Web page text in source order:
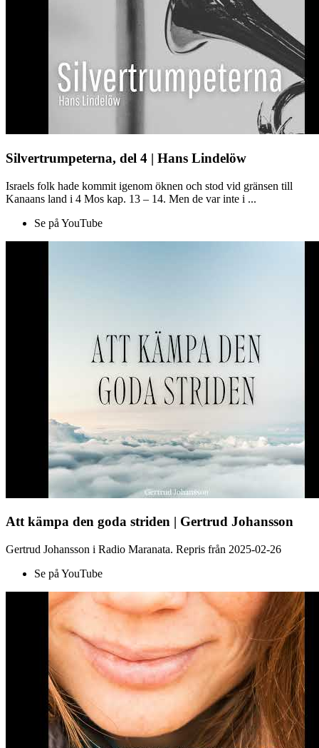
Silvertrumpeterna, del 4 | Hans Lindelöw
Israels folk hade kommit igenom öknen och stod vid gränsen till
Kanaans land i 4 Mos kap. 13 – 14. Men de var inte i ...
Se på YouTube
Att kämpa den goda striden | Gertrud Johansson
Gertrud Johansson i Radio Maranata. Repris från 2025-02-26
Se på YouTube